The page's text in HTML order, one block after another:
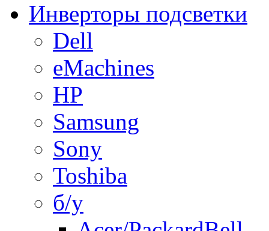
Инверторы подсветки
Dell
eMachines
HP
Samsung
Sony
Toshiba
б/у